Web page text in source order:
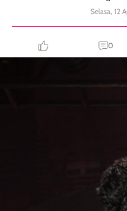
Selasa, 12
0